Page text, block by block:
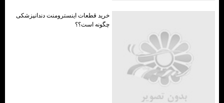
خرید قطعات اینسترومنت دندانپزشکی
چگونه است؟؟